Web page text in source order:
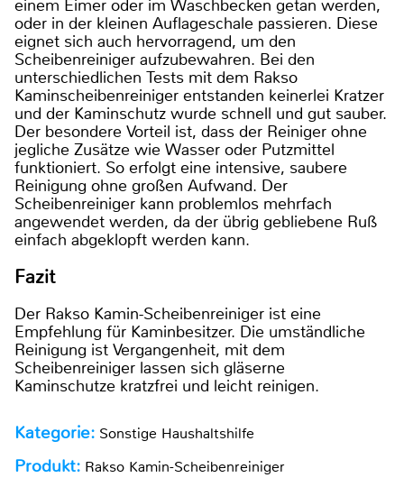
einem Eimer oder im Waschbecken getan werden,
oder in der kleinen Auflageschale passieren. Diese
eignet sich auch hervorragend, um den
Scheibenreiniger aufzubewahren. Bei den
unterschiedlichen Tests mit dem Rakso
Kaminscheibenreiniger entstanden keinerlei Kratzer
und der Kaminschutz wurde schnell und gut sauber.
Der besondere Vorteil ist, dass der Reiniger ohne
jegliche Zusätze wie Wasser oder Putzmittel
funktioniert. So erfolgt eine intensive, saubere
Reinigung ohne großen Aufwand. Der
Scheibenreiniger kann problemlos mehrfach
angewendet werden, da der übrig gebliebene Ruß
einfach abgeklopft werden kann.
Fazit
Der Rakso Kamin-Scheibenreiniger ist eine
Empfehlung für Kaminbesitzer. Die umständliche
Reinigung ist Vergangenheit, mit dem
Scheibenreiniger lassen sich gläserne
Kaminschutze kratzfrei und leicht reinigen.
Kategorie: Sonstige Haushaltshilfe
Produkt: Rakso Kamin-Scheibenreiniger